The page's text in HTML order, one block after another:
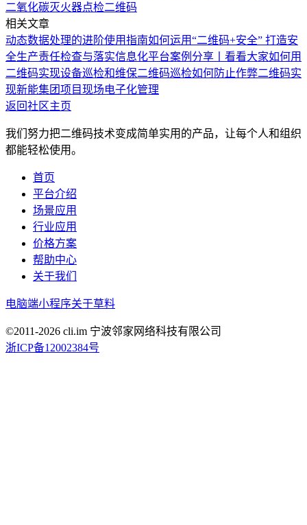
二氧化碳灭火器点检二维码
相关文章
动态数据处理的进阶使用指南如何运用“二维码+安全” 打造安
全生产责任检查与落实信息化平台案例分享丨看看大家如何用
二维码实现设备巡检和维保二维码巡检如何防止作弊二维码实
现新能集团项目现场电子化管理
返回社区主页
我们努力把二维码技术变成简单实用的产品，让每个人和组织
都能轻松使用。
首页
平台介绍
场景应用
行业应用
价格方案
帮助中心
关于我们
电脑端小程序关于草料
©2011-2026 cli.im 宁波邻家网络科技有限公司
浙ICP备12002384号